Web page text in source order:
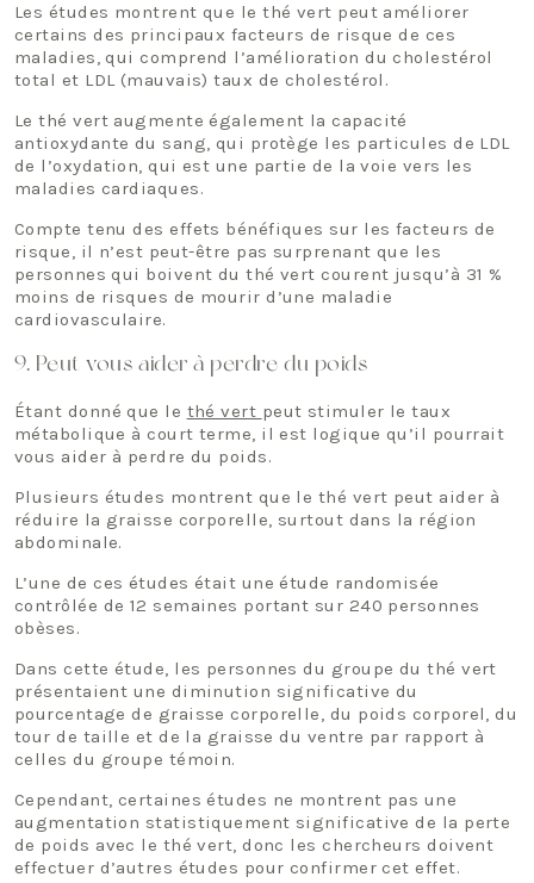
Les études montrent que le thé vert peut améliorer
certains des principaux facteurs de risque de ces
maladies, qui comprend l’amélioration du cholestérol
total et LDL (mauvais) taux de cholestérol.
Le thé vert augmente également la capacité
antioxydante du sang, qui protège les particules de LDL
de l’oxydation, qui est une partie de la voie vers les
maladies cardiaques.
Compte tenu des effets bénéfiques sur les facteurs de
risque, il n’est peut-être pas surprenant que les
personnes qui boivent du thé vert courent jusqu’à 31 %
moins de risques de mourir d’une maladie
cardiovasculaire.
9. Peut vous aider à perdre du poids
Étant donné que le thé vert peut stimuler le taux
métabolique à court terme, il est logique qu’il pourrait
vous aider à perdre du poids.
Plusieurs études montrent que le thé vert peut aider à
réduire la graisse corporelle, surtout dans la région
abdominale.
L’une de ces études était une étude randomisée
contrôlée de 12 semaines portant sur 240 personnes
obèses.
Dans cette étude, les personnes du groupe du thé vert
présentaient une diminution significative du
pourcentage de graisse corporelle, du poids corporel, du
tour de taille et de la graisse du ventre par rapport à
celles du groupe témoin.
Cependant, certaines études ne montrent pas une
augmentation statistiquement significative de la perte
de poids avec le thé vert, donc les chercheurs doivent
effectuer d’autres études pour confirmer cet effet.